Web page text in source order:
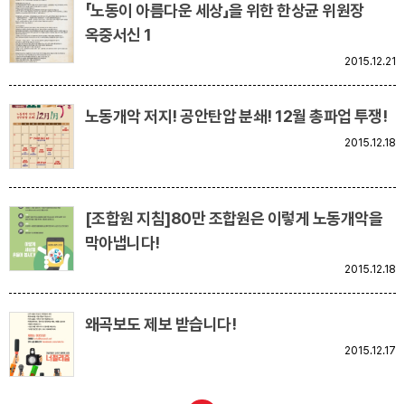
「노동이 아름다운 세상」을 위한 한상균 위원장
옥중서신 1
2015.12.21
노동개악 저지! 공안탄압 분쇄! 12월 총파업 투쟁!
2015.12.18
[조합원 지침]80만 조합원은 이렇게 노동개악을
막아냅니다!
2015.12.18
왜곡보도 제보 받습니다!
2015.12.17